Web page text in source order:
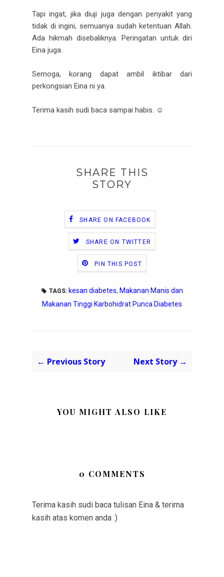
Tapi ingat, jika diuji juga dengan penyakit yang
tidak di ingini, semuanya sudah ketentuan Allah.
Ada hikmah disebaliknya. Peringatan untuk diri
Eina juga.
Semoga, korang dapat ambil iktibar dari
perkongsian Eina ni ya.
Terima kasih sudi baca sampai habis. ☺
SHARE THIS
STORY
SHARE ON FACEBOOK
SHARE ON TWITTER
PIN THIS POST
TAGS: kesan diabetes, Makanan Manis dan
Makanan Tinggi Karbohidrat Punca Diabetes
← Previous Story Next Story →
YOU MIGHT ALSO LIKE
0 COMMENTS
Terima kasih sudi baca tulisan Eina & terima
kasih atas komen anda :)